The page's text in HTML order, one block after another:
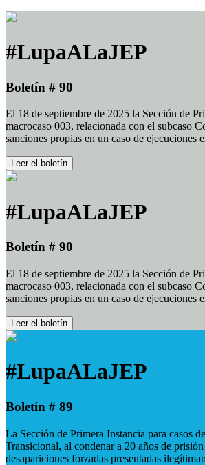
#LupaALaJEP
Boletín # 90
El 18 de septiembre de 2025 la Sección de
macrocaso 003, relacionada con el subcaso
sanciones propias en un caso de
Leer el boletín
#LupaALaJEP
Boletín # 90
El 18 de septiembre de 2025 la Sección de
macrocaso 003, relacionada con el subcaso
sanciones propias en un caso de
Leer el boletín
#LupaALaJEP
Boletín # 89
La Sección de Primera Instancia para casos
Transicional, al condenar a 20 años de
desapariciones forzadas presentadas